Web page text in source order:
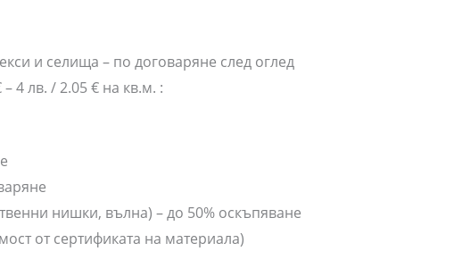
и селища – по договаряне след оглед
4 лв. / 2.05 € на кв.м. :
нишки, вълна) – до 50% оскъпяване
от сертификата на материала)